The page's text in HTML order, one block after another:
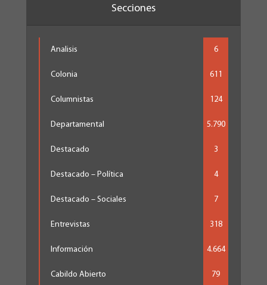
Secciones
Analisis 6
Colonia 611
Columnistas 124
Departamental 5.790
Destacado 3
Destacado – Política 4
Destacado – Sociales 7
Entrevistas 318
Información 4.664
Cabildo Abierto 79